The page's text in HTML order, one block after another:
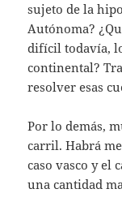
sujeto de la
Autónoma?
difícil todavía,
continental?
resolver esas
Por lo demás,
carril. Habrá
caso vasco y el
una cantidad